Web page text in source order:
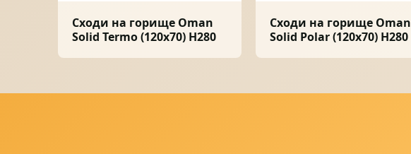
Сходи на горище Oman
Solid Termo (120x70) H280
Сходи на горище Oman
Solid Polar (120x70) H280